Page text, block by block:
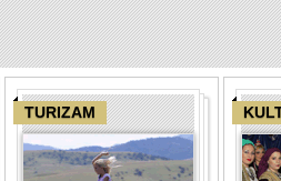
TURIZAM